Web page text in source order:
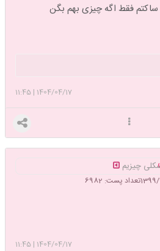
فقط اگه چیزی بهم بگن
1404/04/17
|
11:45
تعداد پست: 6982
چیزیم
1404/04/17
|
11:45